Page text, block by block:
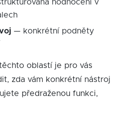
hodnocení v
— konkrétní podněty
oblastí je pro vás
zda vám konkrétní nástroj
předraženou funkci,